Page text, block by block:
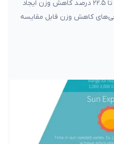
در پژوهشی روی بیش از ۲۵۰۰ نفر تا ۲۲.۵ درصد کاهش وزن ایجاد
کاهش وزن قابل مقایسه